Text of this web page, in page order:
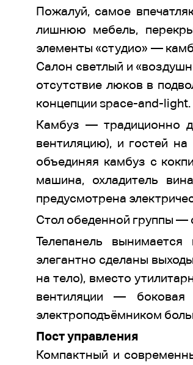
Пожалуй, самое
лишнюю мебель,
элементы «студио» —
Салон светлый и
отсутствие люков в
концепции space-and-light.
Камбуз — традиционно
вентиляцию), и гостей
объединяя камбуз с
машина, охладитель
предусмотрена
Стол обеденной группы —
Телепанель
элегантно сделаны
на тело), вместо
вентиляции —
электроподъёмником
Пост управления
Компактный и